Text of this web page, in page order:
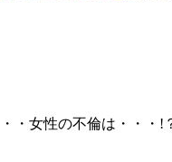
・女性の不倫は・・・!